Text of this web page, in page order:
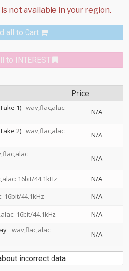
all to Cart
to INTEREST
Price
1) wav,flac,alac:
N/A
2) wav,flac,alac:
N/A
N/A
16bit/44.1kHz
N/A
16bit/44.1kHz
N/A
16bit/44.1kHz N/A
wav,flac,alac:
N/A
incorrect data